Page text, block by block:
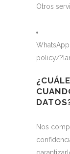
Otros
WhatsApp:
policy/
Nos